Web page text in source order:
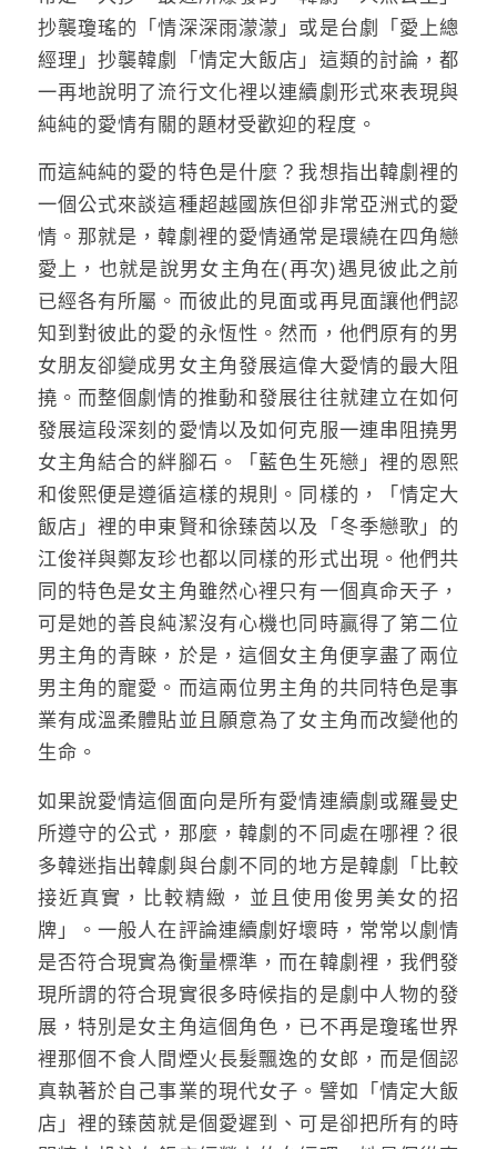
抄襲瓊瑤的「情深深雨濛濛」或是台劇「愛上總
經理」抄襲韓劇「情定大飯店」這類的討論，都
一再地說明了流行文化裡以連續劇形式來表現與
純純的愛情有關的題材受歡迎的程度。
而這純純的愛的特色是什麼？我想指出韓劇裡的
一個公式來談這種超越國族但卻非常亞洲式的愛
情。那就是，韓劇裡的愛情通常是環繞在四角戀
愛上，也就是說男女主角在(再次)遇見彼此之前
已經各有所屬。而彼此的見面或再見面讓他們認
知到對彼此的愛的永恆性。然而，他們原有的男
女朋友卻變成男女主角發展這偉大愛情的最大阻
撓。而整個劇情的推動和發展往往就建立在如何
發展這段深刻的愛情以及如何克服一連串阻撓男
女主角結合的絆腳石。「藍色生死戀」裡的恩熙
和俊熙便是遵循這樣的規則。同樣的，「情定大
飯店」裡的申東賢和徐臻茵以及「冬季戀歌」的
江俊祥與鄭友珍也都以同樣的形式出現。他們共
同的特色是女主角雖然心裡只有一個真命天子，
可是她的善良純潔沒有心機也同時贏得了第二位
男主角的青睞，於是，這個女主角便享盡了兩位
男主角的寵愛。而這兩位男主角的共同特色是事
業有成溫柔體貼並且願意為了女主角而改變他的
生命。
如果說愛情這個面向是所有愛情連續劇或羅曼史
所遵守的公式，那麼，韓劇的不同處在哪裡？很
多韓迷指出韓劇與台劇不同的地方是韓劇「比較
接近真實，比較精緻，並且使用俊男美女的招
牌」。一般人在評論連續劇好壞時，常常以劇情
是否符合現實為衡量標準，而在韓劇裡，我們發
現所謂的符合現實很多時候指的是劇中人物的發
展，特別是女主角這個角色，已不再是瓊瑤世界
裡那個不食人間煙火長髮飄逸的女郎，而是個認
真執著於自己事業的現代女子。譬如「情定大飯
店」裡的臻茵就是個愛遲到、可是卻把所有的時